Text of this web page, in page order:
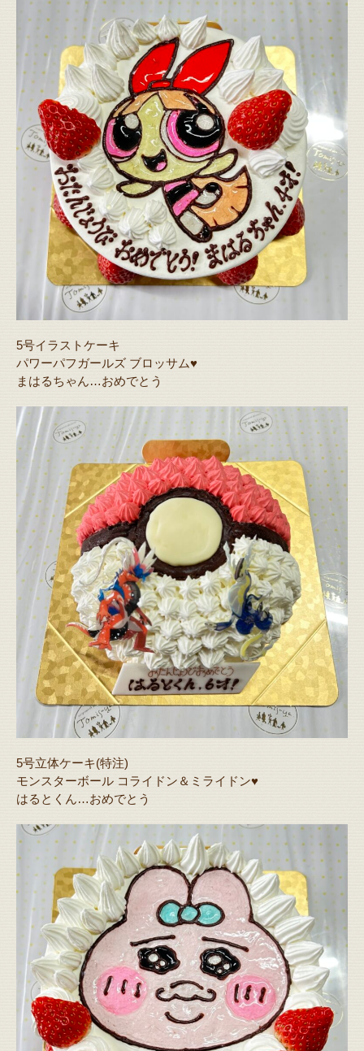
5号イラストケーキ
パワーパフガールズ ブロッサム♥️
まはるちゃん…おめでとう
5号立体ケーキ(特注)
モンスターボール コライドン＆ミライドン♥️
はるとくん…おめでとう